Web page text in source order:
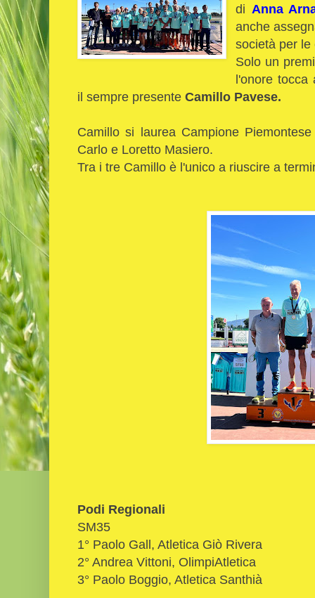
di Anna
anche
società per
Solo un
l'onore tocca
il sempre presente Camillo Pavese.
Camillo si laurea Campione
Carlo e Loretto Masiero.
Tra i tre Camillo è l'unico a riuscire a
Podi Regionali
SM35
1° Paolo Gall, Atletica Giò Rivera
2° Andrea Vittoni, OlimpiAtletica
3° Paolo Boggio, Atletica Santhià